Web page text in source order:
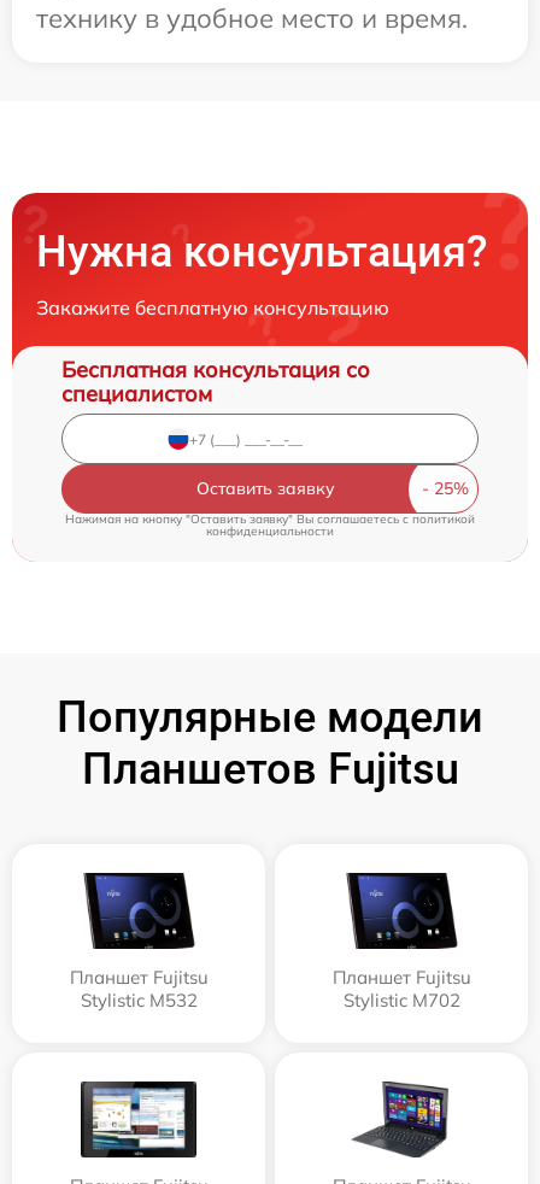
технику в удобное место и время.
Нужна консультация?
Закажите бесплатную консультацию
Бесплатная консультация со
специалистом
Оставить заявку
Нажимая на кнопку "Оставить заявку" Вы соглашаетесь c политикой
конфиденциальности
Популярные модели
Планшетов Fujitsu
Планшет Fujitsu
Stylistic M532
Планшет Fujitsu
Stylistic M702